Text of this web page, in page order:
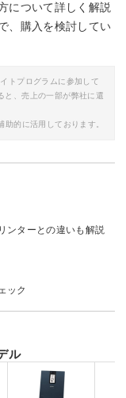
について詳しく解説
、購入を検討してい
トプログラムに参加して
と、売上の一部が弊社に還
的に活用しております。
ンターとの違いも解説
ック
ル